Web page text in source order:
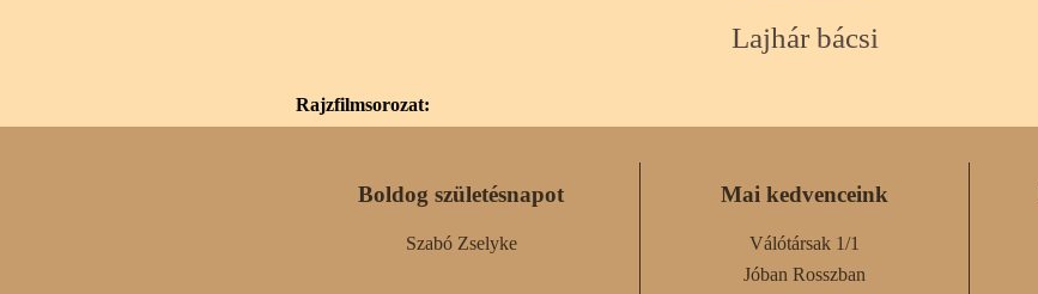
Lajhár bácsi
Rajzfilmsorozat:
Boldog születésnapot
Szabó Zselyke
Mai kedvenceink
Válótársak 1/1
Jóban Rosszban